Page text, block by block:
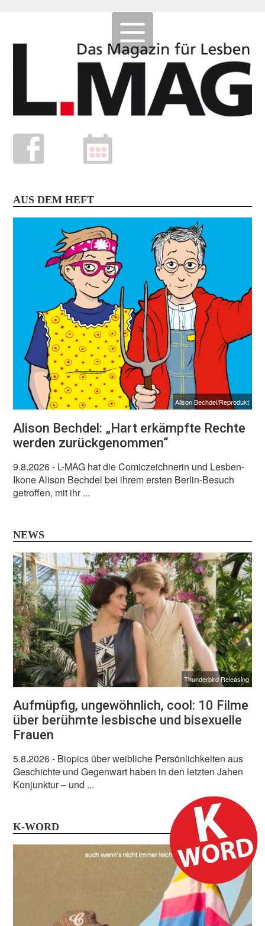
AUS DEM HEFT
Alison Bechdel/Reprodukt
Alison Bechdel: „Hart erkämpfte Rechte
werden zurückgenommen“
9.8.2026- L-MAG hat die Comiczeichnerin und Lesben-
Ikone Alison Bechdel bei ihrem ersten Berlin-Besuch
getroffen, mit ihr ...
NEWS
Thunderbird Releasing
Aufmüpfig, ungewöhnlich, cool: 10 Filme
über berühmte lesbische und bisexuelle
Frauen
5.8.2026- Biopics über weibliche Persönlichkeiten aus
Geschichte und Gegenwart haben in den letzten Jahen
Konjunktur – und ...
K-WORD